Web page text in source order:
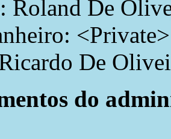
Roland De
De
do